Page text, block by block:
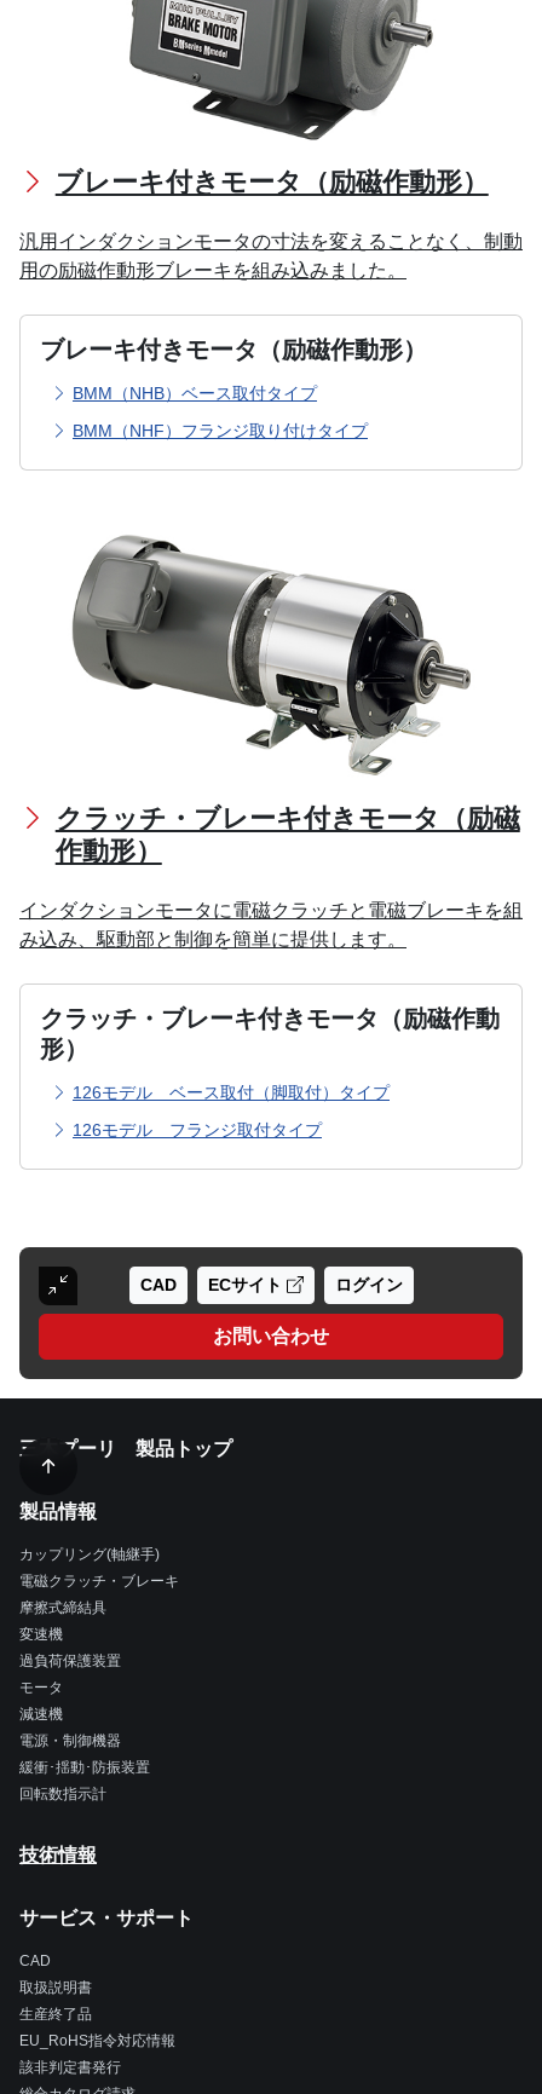
ブレーキ付きモータ（励磁作動形）
汎用インダクションモータの寸法を変えることなく、制動
用の励磁作動形ブレーキを組み込みました。
ブレーキ付きモータ（励磁作動形）
BMM（NHB）ベース取付タイプ
BMM（NHF）フランジ取り付けタイプ
クラッチ・ブレーキ付きモータ（励磁
作動形）
インダクションモータに電磁クラッチと電磁ブレーキを組
み込み、駆動部と制御を簡単に提供します。
クラッチ・ブレーキ付きモータ（励磁作動
形）
126モデル ベース取付（脚取付）タイプ
126モデル フランジ取付タイプ
CAD ECサイト ログイン
お問い合わせ
三木プーリ 製品トップ
製品情報
カップリング(軸継手)
電磁クラッチ・ブレーキ
摩擦式締結具
変速機
過負荷保護装置
モータ
減速機
電源・制御機器
緩衝･揺動･防振装置
回転数指示計
技術情報
サービス・サポート
CAD
取扱説明書
生産終了品
EU_RoHS指令対応情報
該非判定書発行